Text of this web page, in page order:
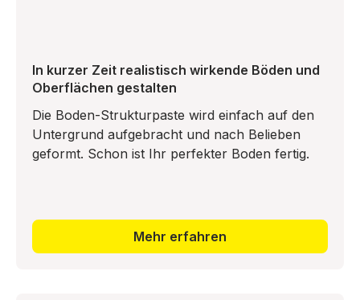
In kurzer Zeit realistisch wirkende Böden und
Oberflächen gestalten
Die Boden-Strukturpaste wird einfach auf den
Untergrund aufgebracht und nach Belieben
geformt. Schon ist Ihr perfekter Boden fertig.
Mehr erfahren